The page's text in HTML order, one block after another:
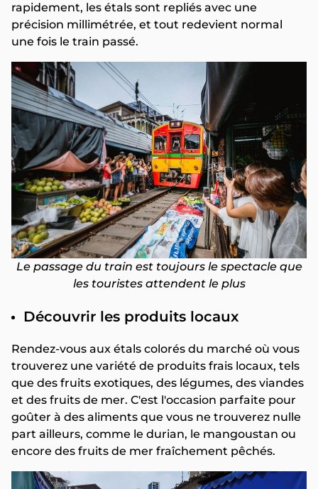
rapidement, les étals sont repliés avec une
précision millimétrée, et tout redevient normal
une fois le train passé.
Le passage du train est toujours le spectacle que
les touristes attendent le plus
Découvrir les produits locaux
Rendez-vous aux étals colorés du marché où vous
trouverez une variété de produits frais locaux, tels
que des fruits exotiques, des légumes, des viandes
et des fruits de mer. C'est l'occasion parfaite pour
goûter à des aliments que vous ne trouverez nulle
part ailleurs, comme le durian, le mangoustan ou
encore des fruits de mer fraîchement pêchés.